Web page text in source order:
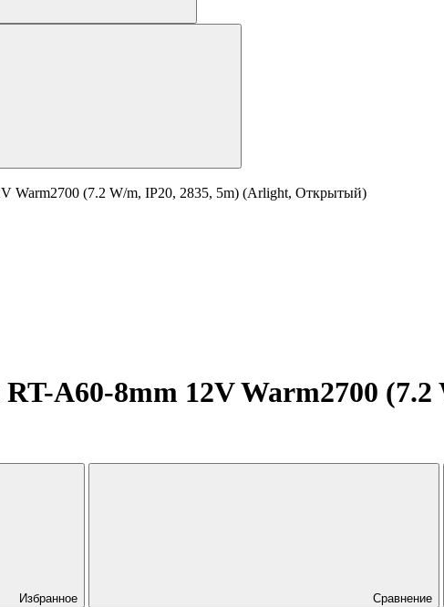
Warm2700 (7.2 W/m, IP20, 2835, 5m) (Arlight, Открытый)
RT-A60-8mm 12V Warm2700
Избранное Сравнение